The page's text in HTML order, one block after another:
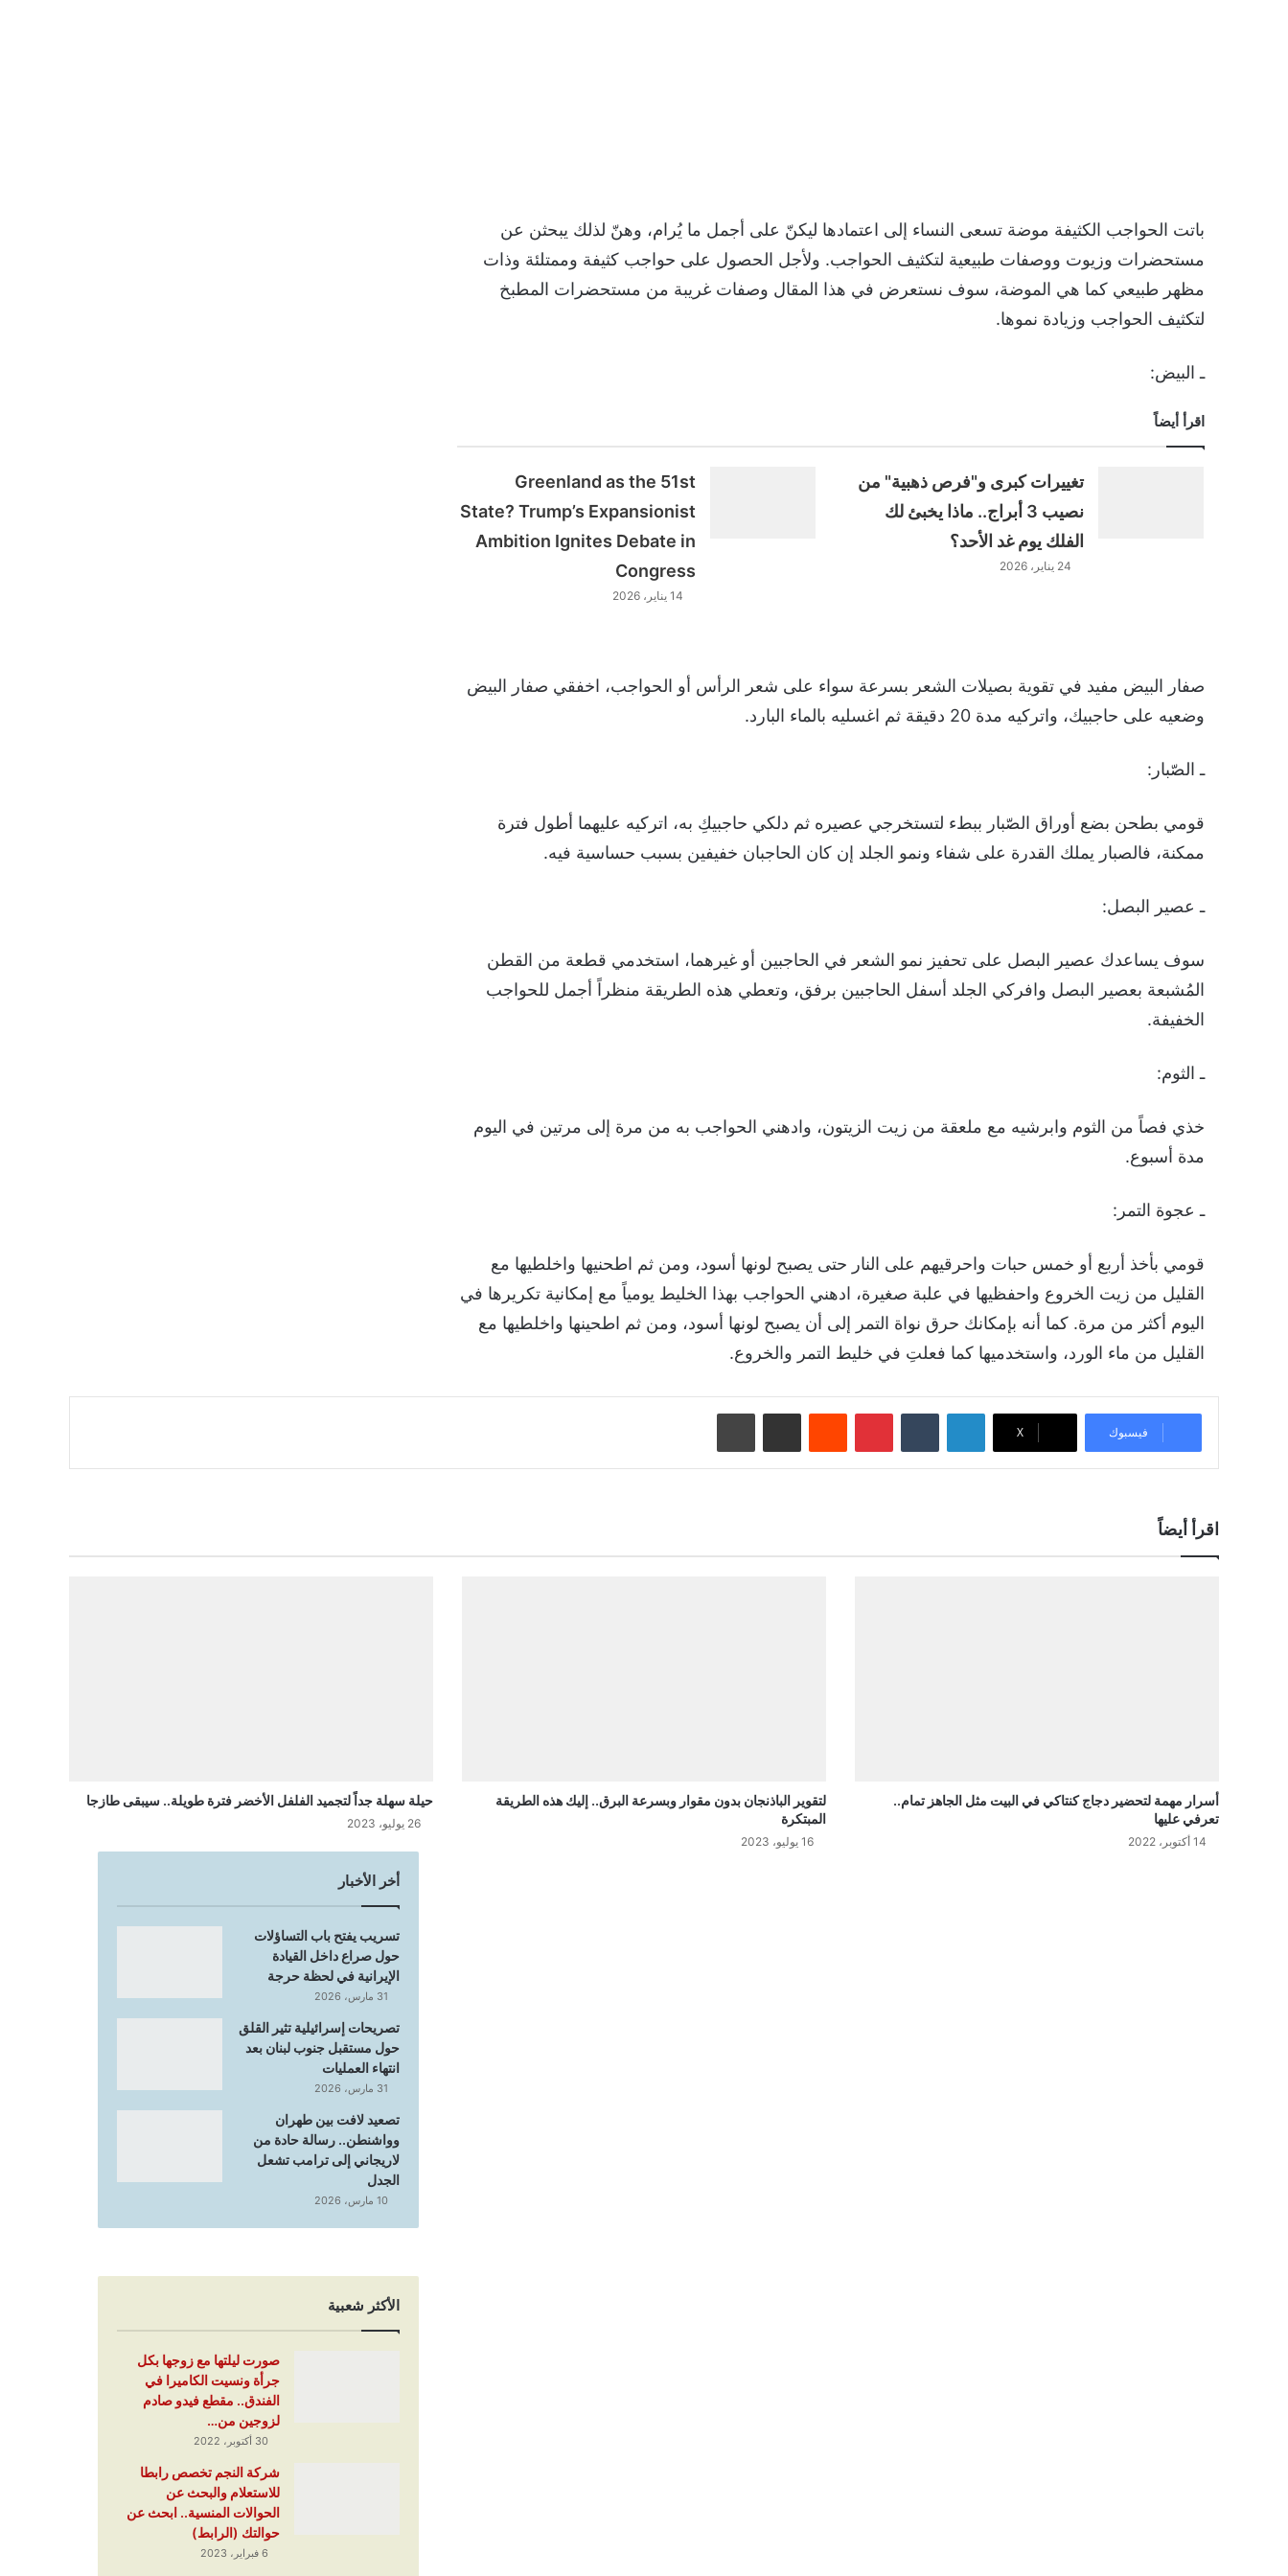
باتت الحواجب الكثيفة موضة تسعى النساء إلى اعتمادها ليكنّ على أجمل ما يُرام، وهنّ لذلك يبحثن عن
مستحضرات وزيوت ووصفات طبيعية لتكثيف الحواجب. ولأجل الحصول على حواجب كثيفة وممتلئة وذات
مظهر طبيعي كما هي الموضة، سوف نستعرض في هذا المقال وصفات غريبة من مستحضرات المطبخ
لتكثيف الحواجب وزيادة نموها.
ـ البيض:
اقرأ أيضاً
تغييرات كبرى و"فرص ذهبية" من
نصيب 3 أبراج.. ماذا يخبئ لك
الفلك يوم غد الأحد؟
24 يناير، 2026
Greenland as the 51st
State? Trump’s Expansionist
Ambition Ignites Debate in
Congress
14 يناير، 2026
صفار البيض مفيد في تقوية بصيلات الشعر بسرعة سواء على شعر الرأس أو الحواجب، اخفقي صفار البيض
وضعيه على حاجبيك، واتركيه مدة 20 دقيقة ثم اغسليه بالماء البارد.
ـ الصّبار:
قومي بطحن بضع أوراق الصّبار ببطء لتستخرجي عصيره ثم دلكي حاجبيكِ به، اتركيه عليهما أطول فترة
ممكنة، فالصبار يملك القدرة على شفاء ونمو الجلد إن كان الحاجبان خفيفين بسبب حساسية فيه.
ـ عصير البصل:
سوف يساعدك عصير البصل على تحفيز نمو الشعر في الحاجبين أو غيرهما، استخدمي قطعة من القطن
المُشبعة بعصير البصل وافركي الجلد أسفل الحاجبين برفق، وتعطي هذه الطريقة منظراً أجمل للحواجب
الخفيفة.
ـ الثوم:
خذي فصاً من الثوم وابرشيه مع ملعقة من زيت الزيتون، وادهني الحواجب به من مرة إلى مرتين في اليوم
مدة أسبوع.
ـ عجوة التمر:
قومي بأخذ أربع أو خمس حبات واحرقيهم على النار حتى يصبح لونها أسود، ومن ثم اطحنيها واخلطيها مع
القليل من زيت الخروع واحفظيها في علبة صغيرة، ادهني الحواجب بهذا الخليط يومياً مع إمكانية تكريرها في
اليوم أكثر من مرة. كما أنه بإمكانك حرق نواة التمر إلى أن يصبح لونها أسود، ومن ثم اطحينها واخلطيها مع
القليل من ماء الورد، واستخدميها كما فعلتِ في خليط التمر والخروع.
فيسبوك ‫X
لينكدإن بينتيريست
اقرأ أيضاً
أسرار مهمة لتحضير دجاج كنتاكي في البيت مثل الجاهز تمام..
تعرفي عليها
14 أكتوبر، 2022
لتقوير الباذنجان بدون مقوار وبسرعة البرق.. إليك هذه الطريقة
المبتكرة
16 يوليو، 2023
حيلة سهلة جداً لتجميد الفلفل الأخضر فترة طويلة.. سيبقى طازجا
26 يوليو، 2023
أخر الأخبار
تسريب يفتح باب التساؤلات
حول صراع داخل القيادة
الإيرانية في لحظة حرجة
31 مارس، 2026
تصريحات إسرائيلية تثير القلق
حول مستقبل جنوب لبنان بعد
انتهاء العمليات
31 مارس، 2026
تصعيد لافت بين طهران
وواشنطن.. رسالة حادة من
لاريجاني إلى ترامب تشعل
الجدل
10 مارس، 2026
الأكثر شعبية
صورت ليلتها مع زوجها بكل
جرأة ونسيت الكاميرا في
الفندق.. مقطع فيدو صادم
لزوجين من…
30 أكتوبر، 2022
شركة النجم تخصص رابطا
للاستعلام والبحث عن
الحوالات المنسية.. ابحث عن
حوالتك (الرابط)
6 فبراير، 2023